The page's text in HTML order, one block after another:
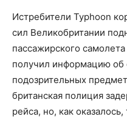
Истребители Typhoon
сил Великобритании
пассажирского
получил информацию об
подозрительных
британская полиция
рейса, но, как